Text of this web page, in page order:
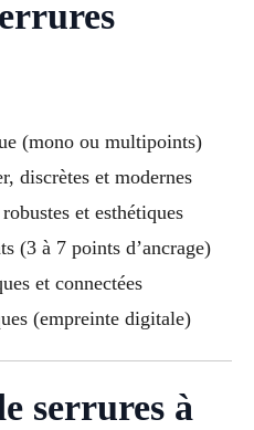
(mono ou multipoints)
discrètes et modernes
et esthétiques
(3 à 7 points d’ancrage)
et connectées
(empreinte digitale)
serrures à